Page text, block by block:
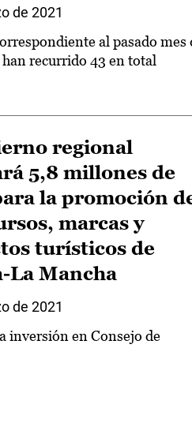
de 2021
al pasado mes
recurrido 43 en total
regional
5,8 millones de
la promoción
marcas y
turísticos de
La Mancha
de 2021
inversión en Consejo de